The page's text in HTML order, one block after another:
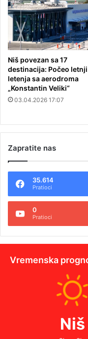
Niš povezan sa 17
destinacija: Počeo
letenja sa aerodroma
„Konstantin Veliki“
03.04.2026 17:07
Zapratite nas
35.614
Pratioci
0
Pratioci
Vremenska
Niš